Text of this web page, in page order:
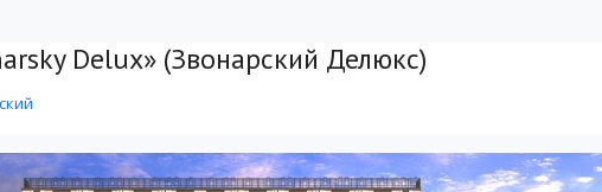
Delux» (Звонарский Делюкс)